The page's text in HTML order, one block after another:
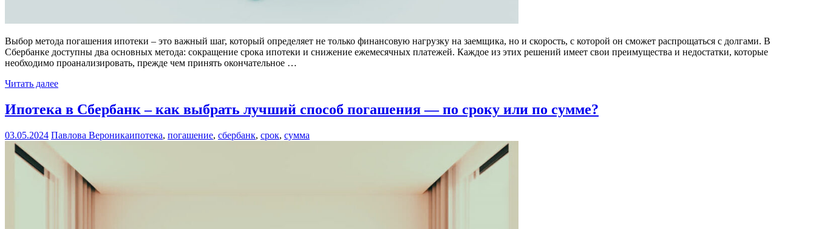
Выбор метода погашения ипотеки – это важный шаг, который определяет не только финансовую нагрузку на заемщика, но и скорость, с которой он сможет распрощаться с долгами. В
Сбербанке доступны два основных метода: сокращение срока ипотеки и снижение ежемесячных платежей. Каждое из этих решений имеет свои преимущества и недостатки, которые
необходимо проанализировать, прежде чем принять окончательное …
Читать далее
Ипотека в Сбербанк – как выбрать лучший способ погашения — по сроку или по сумме?
03.05.2024 Павлова Вероникаипотека, погашение, сбербанк, срок, сумма